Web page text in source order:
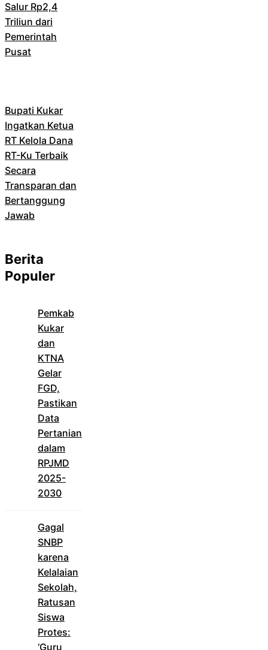
Salur Rp2,4
Triliun dari
Pemerintah
Pusat
Bupati Kukar
Ingatkan Ketua
RT Kelola Dana
RT-Ku Terbaik
Secara
Transparan dan
Bertanggung
Jawab
Berita
Populer
Pemkab
Kukar
dan
KTNA
Gelar
FGD,
Pastikan
Data
Pertanian
dalam
RPJMD
2025-
2030
Gagal
SNBP
karena
Kelalaian
Sekolah,
Ratusan
Siswa
Protes:
‘Guru